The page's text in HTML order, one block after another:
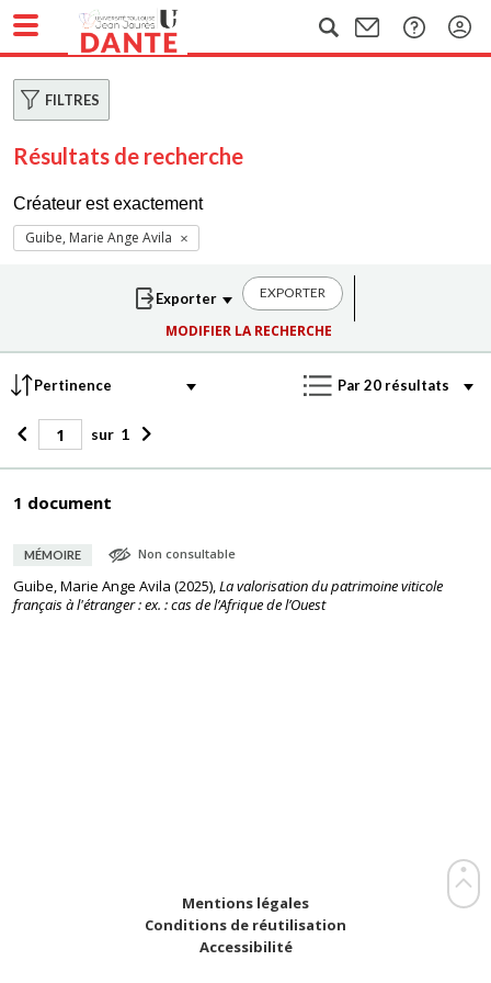
FILTRES
Résultats de recherche
Créateur est exactement
Guibe, Marie Ange Avila
EXPORTER
MODIFIER LA RECHERCHE
sur 1
1 document
MÉMOIRE Non consultable
Guibe, Marie Ange Avila (2025),La valorisation du patrimoine viticole
français à l'étranger : ex. : cas de l’Afrique de l’Ouest
Mentions légales
Conditions de réutilisation
Accessibilité